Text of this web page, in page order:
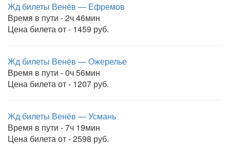
Жд билеты Венёв — Ефремов
Время в пути - 2ч 46мин
Цена билета от - 1459 руб.
Жд билеты Венёв — Ожерелье
Время в пути - 0ч 56мин
Цена билета от - 1207 руб.
Жд билеты Венёв — Усмань
Время в пути - 7ч 19мин
Цена билета от - 2598 руб.